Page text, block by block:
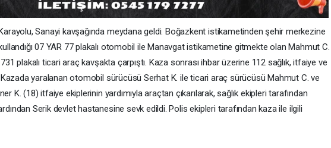
Sanayi kavşağında meydana geldi. Boğazkent istikametinden şehir merkezine
07 YAR 77 plakalı otomobil ile Manavgat istikametine gitmekte olan Mahmut C.
731 plakalı ticari araç kavşakta çarpıştı. Kaza sonrası ihbar üzerine 112 sağlık, itfaiye ve
yaralanan otomobil sürücüsü Serhat K. ile ticari araç sürücüsü Mahmut C. ve
K. (18) itfaiye ekiplerinin yardımıyla araçtan çıkarılarak, sağlık ekipleri tarafından
Serik devlet hastanesine sevk edildi. Polis ekipleri tarafından kaza ile ilgili